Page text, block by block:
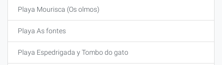
Playa Mourisca (Os olmos)
Playa As fontes
Playa Espedrigada y Tombo do gato